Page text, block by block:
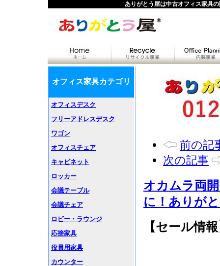
ありがとう屋は中古オフィス家具
前の記
次の記事
オカムラ両
に！ありが
【セール情
オフィス家具カテゴリ
オフィスデスク
フリーアドレスデスク
ワゴン
オフィスチェア
キャビネット
ロッカー
会議テーブル
会議チェア
ロビー・ラウンジ
応接家具
役員用家具
カウンター